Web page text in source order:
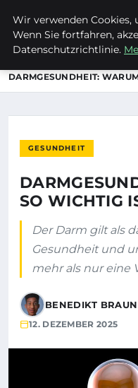
EVET ICH WILL
DARMGESUNDHEIT:
GESUNDHEIT
SO WICHTIG
Der Darm gilt als
Gesundheit und
mehr als nur eine
BENEDIKT BRAUN
12. DEZEMBER 2025
Wir verwenden Cookies,
Wenn Sie fortfahren,
Datenschutzrichtlinie.